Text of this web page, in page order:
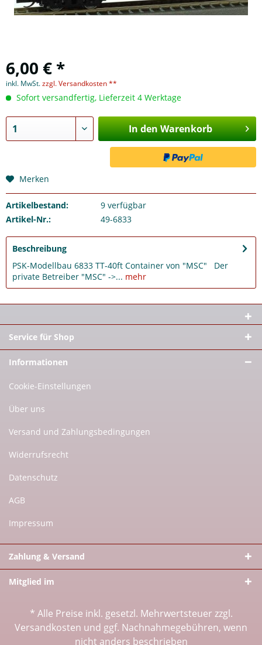
6,00 € *
inkl. MwSt.zzgl. Versandkosten **
Sofort versandfertig, Lieferzeit 4 Werktage
In den Warenkorb
Merken
Artikelbestand: 9verfügbar
Artikel-Nr.:
49-6833
Beschreibung
PSK-Modellbau 6833 TT-40ft Container von "MSC" Der
private Betreiber "MSC" ->... mehr
Service für Shop
Informationen
Cookie-Einstellungen
Über uns
Versand und Zahlungsbedingungen
Widerrufsrecht
Datenschutz
AGB
Impressum
Zahlung & Versand
Mitglied im
* Alle Preise inkl. gesetzl. Mehrwertsteuer zzgl.
Versandkosten und ggf. Nachnahmegebühren, wenn
nicht anders beschrieben